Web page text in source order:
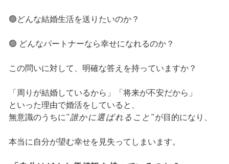
🟢どんな結婚生活を送りたいのか？
🟢 どんなパートナーなら幸せになれるのか？
この問いに対して、明確な答えを持っていますか？
「周りが結婚しているから」「将来が不安だから」
といった理由で婚活をしていると、
無意識のうちに"誰かに選ばれること"が目的になり、
本当に自分が望む幸せを見失ってしまいます。